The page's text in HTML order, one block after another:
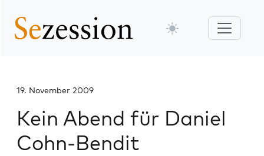
19. November 2009
Kein Abend für Daniel
Cohn-Bendit